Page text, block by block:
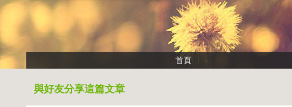
首頁
與好友分享這篇文章